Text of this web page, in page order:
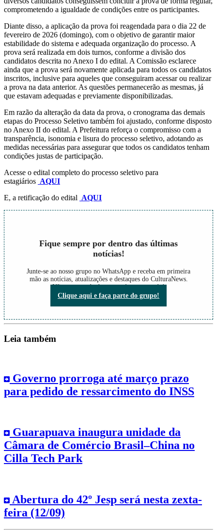
comprometendo a igualdade de condições entre os participantes.
Diante disso, a aplicação da prova foi reagendada para o dia 22 de
fevereiro de 2026 (domingo), com o objetivo de garantir maior
estabilidade do sistema e adequada organização do processo. A
prova será realizada em dois turnos, conforme a divisão dos
candidatos descrita no Anexo I do edital. A Comissão esclarece
ainda que a prova será novamente aplicada para todos os candidatos
inscritos, inclusive para aqueles que conseguiram acessar ou realizar
a prova na data anterior. As questões permanecerão as mesmas, já
que estavam adequadas e previamente disponibilizadas.
Em razão da alteração da data da prova, o cronograma das demais
etapas do Processo Seletivo também foi ajustado, conforme disposto
no Anexo II do edital. A Prefeitura reforça o compromisso com a
transparência, isonomia e lisura do processo seletivo, adotando as
medidas necessárias para assegurar que todos os candidatos tenham
condições justas de participação.
Acesse o edital completo do processo seletivo para
estagiários AQUI
E, a retificação do edital AQUI
Fique sempre por dentro das últimas
notícias!
Junte-se ao nosso grupo no WhatsApp e receba em primeira
mão as notícias, atualizações e destaques do CulturaNews.
Não perca nada do que está acontecendo!
Clique aqui e faça parte do grupo!
Leia também
Governo prorroga até março prazo
para pedido de ressarcimento do INSS
Guarapuava inaugura unidade da
Câmara de Comércio Brasil–China no
Cilla Tech Park
Abertura do 42º Jesp será nesta zexta-
feira (12/09)